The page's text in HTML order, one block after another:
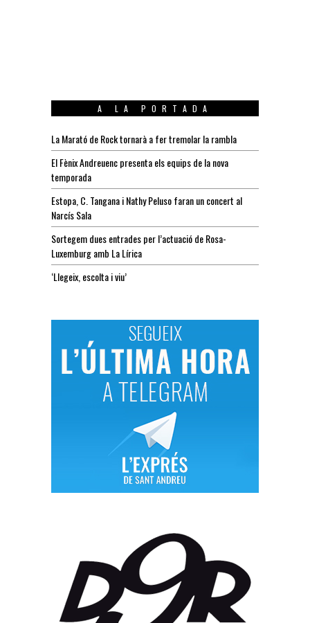
A LA PORTADA
La Marató de Rock tornarà a fer tremolar la rambla
El Fènix Andreuenc presenta els equips de la nova
temporada
Estopa, C. Tangana i Nathy Peluso faran un concert al
Narcís Sala
Sortegem dues entrades per l’actuació de Rosa-
Luxemburg amb La Lírica
‘Llegeix, escolta i viu’